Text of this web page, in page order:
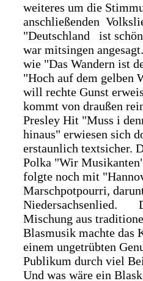
weiteres um die
anschließenden
"Deutschland ist
war mitsingen
wie "Das Wandern ist
"Hoch auf dem gelben
will rechte Gunst
kommt von draußen
Presley Hit "Muss i
hinaus" erwiesen sich
erstaunlich textsicher.
Polka "Wir
folgte noch mit
Marschpotpourri,
Niedersachsenlied.
Mischung aus
Blasmusik machte das
einem ungetrübten
Publikum durch viel
Und was wäre ein